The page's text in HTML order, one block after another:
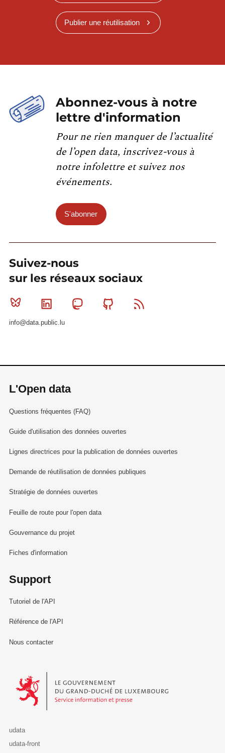
Publier une réutilisation
Abonnez-vous à notre
lettre d'information
Pour ne rien manquer de l’actualité
de l’open data, inscrivez-vous à
notre infolettre et suivez nos
événements.
S'abonner
Suivez-nous
sur les réseaux sociaux
Bluesky Linkedin MastodonGithub
info@data.public.lu
L'Open data
Questions fréquentes (FAQ)
Guide d'utilisation des données ouvertes
Lignes directrices pour la publication de données ouvertes
Demande de réutilisation de données publiques
Stratégie de données ouvertes
Feuille de route pour l'open data
Gouvernance du projet
Fiches d'information
Support
Tutoriel de l'API
Référence de l'API
Nous contacter
Le Gouvernement du Grand-Duché de Luxembourg - Service
udata
udata-front